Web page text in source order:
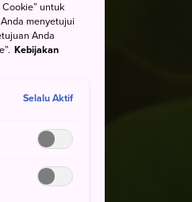
untuk
menyetujui
Anda
Kebijakan
Selalu Aktif